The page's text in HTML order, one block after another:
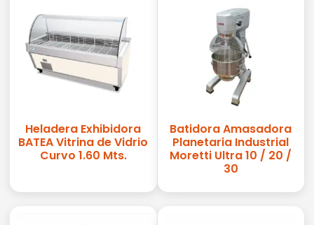
Heladera Exhibidora
BATEA Vitrina de Vidrio
Curvo 1.60 Mts.
Batidora Amasadora
Planetaria Industrial
Moretti Ultra 10 / 20 /
30